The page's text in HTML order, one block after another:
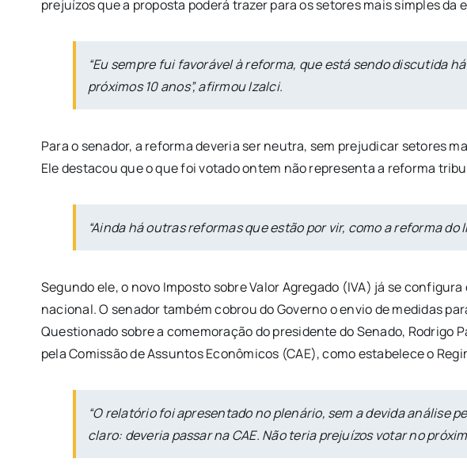
prejuízos que a proposta poderá trazer para os setores mais simples da
“Eu sempre fui favorável à reforma, que está sendo discutida
próximos 10 anos”, afirmou Izalci.
Para o senador, a reforma deveria ser neutra, sem prejudicar setores
Ele destacou que o que foi votado ontem não representa a reforma
“Ainda há outras reformas que estão por vir, como a reforma
Segundo ele, o novo Imposto sobre Valor Agregado (IVA) já se
nacional. O senador também cobrou do Governo o envio de medidas
Questionado sobre a comemoração do presidente do Senado,
pela Comissão de Assuntos Econômicos (CAE), como estabelece o
“O relatório foi apresentado no plenário, sem a devida análise
claro: deveria passar na CAE. Não teria prejuízos votar no